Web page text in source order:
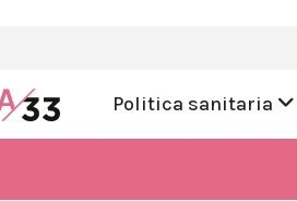
Politica sanitaria